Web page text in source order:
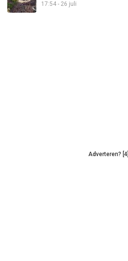
17:54 - 26 juli
Adverteren? [4]